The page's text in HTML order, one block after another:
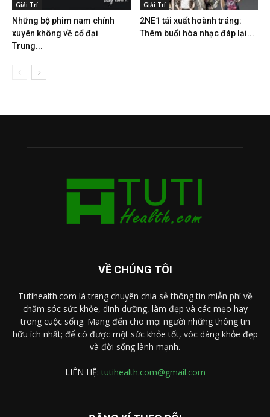
Giải Trí
Những bộ phim nam chính
xuyên không về cổ đại
Trung...
Giải Trí
2NE1 tái xuất hoành tráng:
Thêm buổi hòa nhạc đáp lại...
VỀ CHÚNG TÔI
Tutihealth.com là trang chuyên chia sẻ thông tin miễn phí về
chăm sóc sức khỏe, dinh dưỡng, làm đẹp và các mẹo hay
trong cuộc sống. Mang đến cho mọi người những thông tin
hữu ích nhất; để có được một sức khỏe tốt, vóc dáng khỏe đẹp
và đời sống lành mạnh.
LIÊN HỆ:tutihealth.com@gmail.com